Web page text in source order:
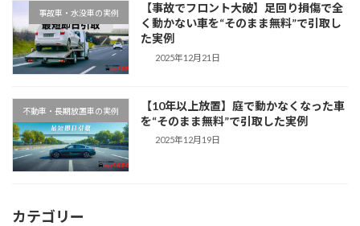
事故車・水没車の実例
【事故でフロント大破】足回り損傷で全
く動かない車を“そのまま無料”で引取し
た実例
2025年12月21日
不動車・長期放置車の実例
【10年以上放置】庭で動かなくなった車
を“そのまま無料”で引取した実例
2025年12月19日
カテゴリー